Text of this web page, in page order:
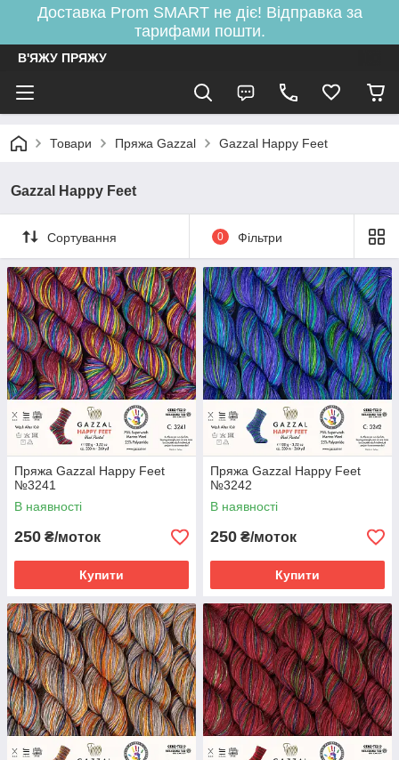
Доставка Prom SMART не діє! Відправка за
тарифами пошти.
В'ЯЖУ ПРЯЖУ
Товари Пряжа Gazzal Gazzal Happy Feet
Gazzal Happy Feet
Сортування 0 Фільтри
Пряжа Gazzal Happy Feet
№3241
В наявності
250 ₴/моток
Купити
Пряжа Gazzal Happy Feet
№3242
В наявності
250 ₴/моток
Купити